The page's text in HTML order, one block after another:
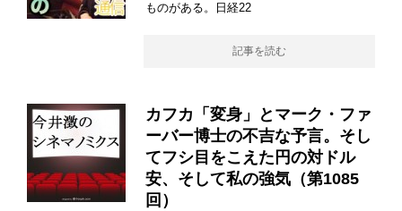
ものがある。日経22
記事を読む
カフカ「変身」とマーク・ファ
ーバー博士の不吉な予言。そし
てフシ目をこえた円の対ドル
安、そして私の強気（第1085
回）